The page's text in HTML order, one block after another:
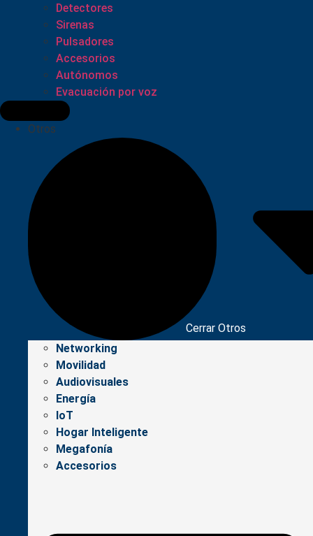
Detectores
Sirenas
Pulsadores
Accesorios
Autónomos
Evacuación por voz
Otros
Cerrar Otros
Networking
Movilidad
Audiovisuales
Energía
IoT
Hogar Inteligente
Megafonía
Accesorios